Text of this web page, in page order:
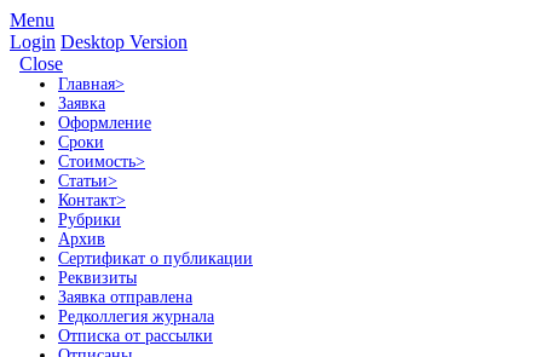
Menu
Login Desktop Version
Close
Главная>
Заявка
Оформление
Сроки
Стоимость>
Статьи>
Контакт>
Рубрики
Архив
Сертификат о публикации
Реквизиты
Заявка отправлена
Редколлегия журнала
Отписка от рассылки